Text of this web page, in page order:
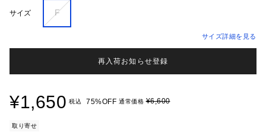
サイズ F
サイズ詳細を見る
再入荷お知らせ登録
¥1,650 税込 75%OFF 通常価格¥6,600
取り寄せ